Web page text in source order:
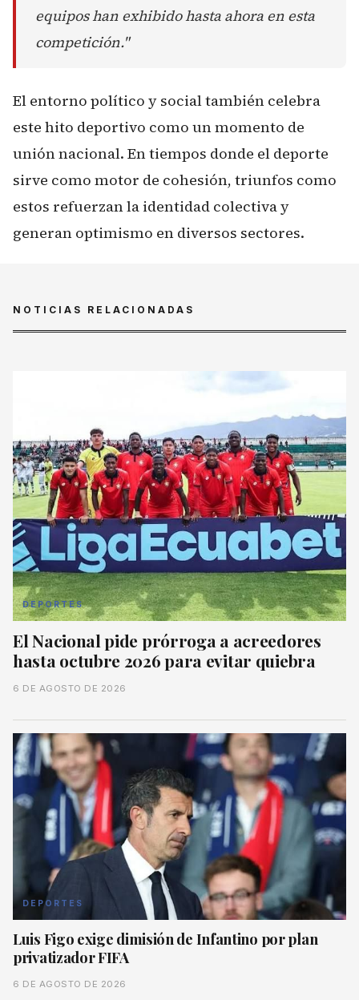
equipos han exhibido hasta ahora en esta
competición."
El entorno político y social también celebra
este hito deportivo como un momento de
unión nacional. En tiempos donde el deporte
sirve como motor de cohesión, triunfos como
estos refuerzan la identidad colectiva y
generan optimismo en diversos sectores.
NOTICIAS RELACIONADAS
DEPORTES
El Nacional pide prórroga a acreedores
hasta octubre 2026 para evitar quiebra
6 DE AGOSTO DE 2026
DEPORTES
Luis Figo exige dimisión de Infantino por plan
privatizador FIFA
6 DE AGOSTO DE 2026